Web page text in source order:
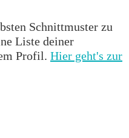
Schnittmuster zu
Liste deiner
Profil. Hier geht's zur